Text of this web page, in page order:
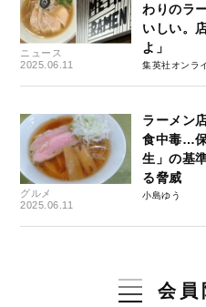
ニュース
2025.06.11
わりのラ
いしい。
よ」
集英社オンラ
グルメ
2025.06.11
ラーメン
食中毒…
生」の基
る脅威
小島ゆう
会員